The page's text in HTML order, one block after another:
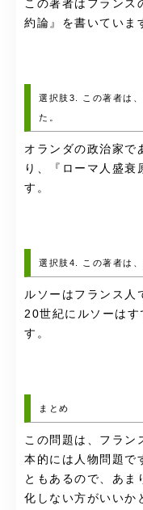
この著者はフランス
約論』を書いていま
選択肢3. この著者は
た。
オランダの政治家で
り、『ローマ人盛衰
す。
選択肢4. この著者は
ルソーはフランス人
20世紀にルソーは
す。
まとめ
この問題は、フラン
本的には人物問題で
ともあるので、あま
化しない方がいいか